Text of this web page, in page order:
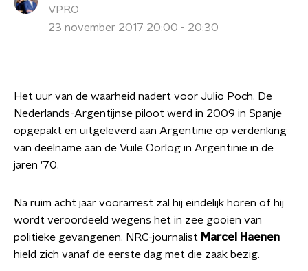
VPRO
23 november 2017 20:00 - 20:30
Het uur van de waarheid nadert voor Julio Poch. De
Nederlands-Argentijnse piloot werd in 2009 in Spanje
opgepakt en uitgeleverd aan Argentinië op verdenking
van deelname aan de Vuile Oorlog in Argentinië in de
jaren '70.
Na ruim acht jaar voorarrest zal hij eindelijk horen of hij
wordt veroordeeld wegens het in zee gooien van
politieke gevangenen. NRC-journalist Marcel Haenen
hield zich vanaf de eerste dag met die zaak bezig.